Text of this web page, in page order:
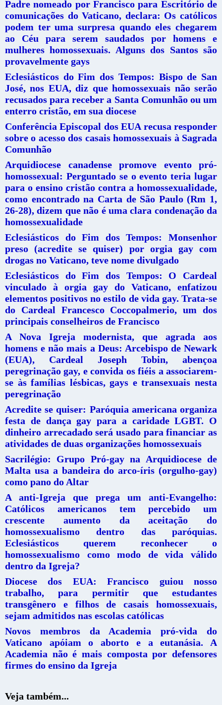
Padre nomeado por Francisco para Escritório de
comunicações do Vaticano, declara: Os católicos
podem ter uma surpresa quando eles chegarem
ao Céu para serem saudados por homens e
mulheres homossexuais. Alguns dos Santos são
provavelmente gays
Eclesiásticos do Fim dos Tempos: Bispo de San
José, nos EUA, diz que homossexuais não serão
recusados para receber a Santa Comunhão ou um
enterro cristão, em sua diocese
Conferência Episcopal dos EUA recusa responder
sobre o acesso dos casais homossexuais à Sagrada
Comunhão
Arquidiocese canadense promove evento pró-
homossexual: Perguntado se o evento teria lugar
para o ensino cristão contra a homossexualidade,
como encontrado na Carta de São Paulo (Rm 1,
26-28), dizem que não é uma clara condenação da
homossexualidade
Eclesiásticos do Fim dos Tempos: Monsenhor
preso (acredite se quiser) por orgia gay com
drogas no Vaticano, teve nome divulgado
Eclesiásticos do Fim dos Tempos: O Cardeal
vinculado à orgia gay do Vaticano, enfatizou
elementos positivos no estilo de vida gay. Trata-se
do Cardeal Francesco Coccopalmerio, um dos
principais conselheiros de Francisco
A Nova Igreja modernista, que agrada aos
homens e não mais a Deus: Arcebispo de Newark
(EUA), Cardeal Joseph Tobin, abençoa
peregrinação gay, e convida os fiéis a associarem-
se às famílias lésbicas, gays e transexuais nesta
peregrinação
Acredite se quiser: Paróquia americana organiza
festa de dança gay para a caridade LGBT. O
dinheiro arrecadado será usado para financiar as
atividades de duas organizações homossexuais
Sacrilégio: Grupo Pró-gay na Arquidiocese de
Malta usa a bandeira do arco-íris (orgulho-gay)
como pano do Altar
A anti-Igreja que prega um anti-Evangelho:
Católicos americanos tem percebido um
crescente aumento da aceitação do
homossexualismo dentro das paróquias.
Eclesiásticos querem reconhecer o
homossexualismo como modo de vida válido
dentro da Igreja?
Diocese dos EUA: Francisco guiou nosso
trabalho, para permitir que estudantes
transgênero e filhos de casais homossexuais,
sejam admitidos nas escolas católicas
Novos membros da Academia pró-vida do
Vaticano apóiam o aborto e a eutanásia. A
Academia não é mais composta por defensores
firmes do ensino da Igreja
Veja também...